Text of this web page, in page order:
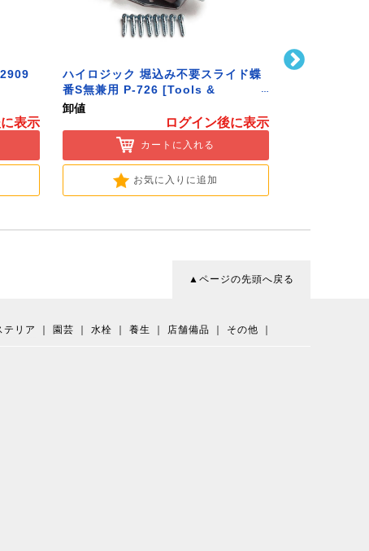
表示
ハイロジック 堀込み不要スライド蝶
番S無兼用 P-726 [Tools &
Hardware]
卸値
ログイン後に表示
カートに入れる
お気に入りに追加
▲ページの先頭へ戻る
テリア 園芸 水栓 養生 店舗備品 その他